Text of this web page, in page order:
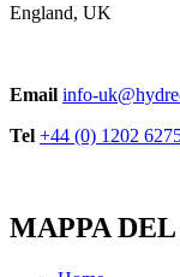
England, UK
Email info-
Tel +44 (0) 1202
MAPPA